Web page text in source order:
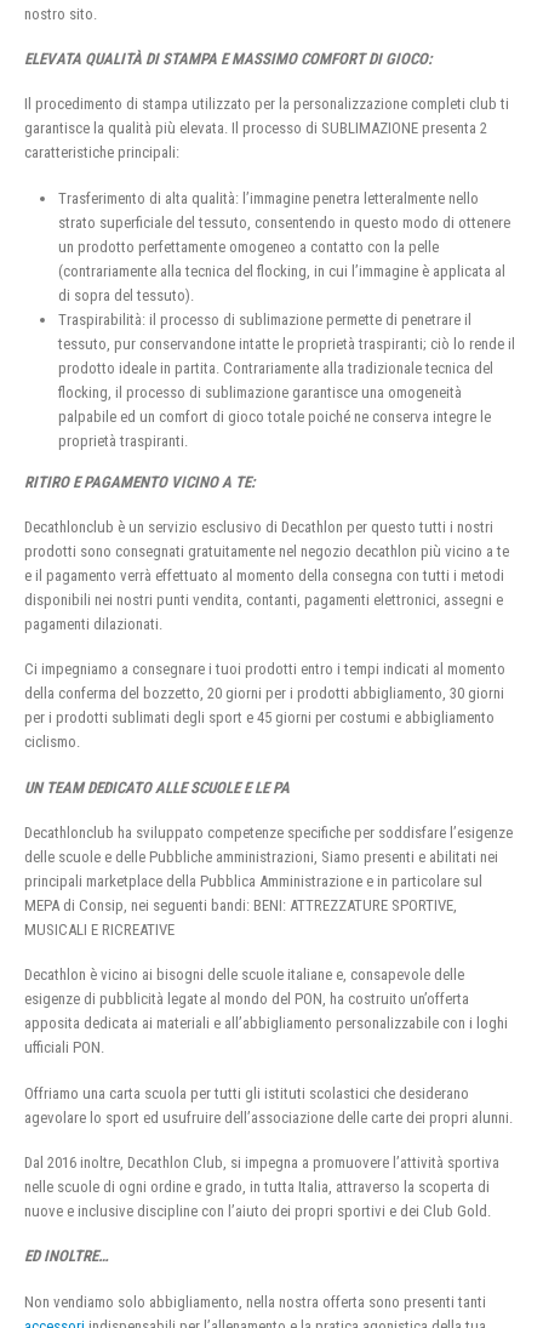
nostro sito.
ELEVATA QUALITÀ DI STAMPA E MASSIMO COMFORT DI GIOCO:
Il procedimento di stampa utilizzato per la personalizzazione completi club ti
garantisce la qualità più elevata. Il processo di SUBLIMAZIONE presenta 2
caratteristiche principali:
Trasferimento di alta qualità: l’immagine penetra letteralmente nello
strato superficiale del tessuto, consentendo in questo modo di ottenere
un prodotto perfettamente omogeneo a contatto con la pelle
(contrariamente alla tecnica del flocking, in cui l’immagine è applicata al
di sopra del tessuto).
Traspirabilità: il processo di sublimazione permette di penetrare il
tessuto, pur conservandone intatte le proprietà traspiranti; ciò lo rende il
prodotto ideale in partita. Contrariamente alla tradizionale tecnica del
flocking, il processo di sublimazione garantisce una omogeneità
palpabile ed un comfort di gioco totale poiché ne conserva integre le
proprietà traspiranti.
RITIRO E PAGAMENTO VICINO A TE:
Decathlonclub è un servizio esclusivo di Decathlon per questo tutti i nostri
prodotti sono consegnati gratuitamente nel negozio decathlon più vicino a te
e il pagamento verrà effettuato al momento della consegna con tutti i metodi
disponibili nei nostri punti vendita, contanti, pagamenti elettronici, assegni e
pagamenti dilazionati.
Ci impegniamo a consegnare i tuoi prodotti entro i tempi indicati al momento
della conferma del bozzetto, 20 giorni per i prodotti abbigliamento, 30 giorni
per i prodotti sublimati degli sport e 45 giorni per costumi e abbigliamento
ciclismo.
UN TEAM DEDICATO ALLE SCUOLE E LE PA
Decathlonclub ha sviluppato competenze specifiche per soddisfare l’esigenze
delle scuole e delle Pubbliche amministrazioni, Siamo presenti e abilitati nei
principali marketplace della Pubblica Amministrazione e in particolare sul
MEPA di Consip, nei seguenti bandi: BENI: ATTREZZATURE SPORTIVE,
MUSICALI E RICREATIVE
Decathlon è vicino ai bisogni delle scuole italiane e, consapevole delle
esigenze di pubblicità legate al mondo del PON, ha costruito un’offerta
apposita dedicata ai materiali e all’abbigliamento personalizzabile con i loghi
ufficiali PON.
Offriamo una carta scuola per tutti gli istituti scolastici che desiderano
agevolare lo sport ed usufruire dell’associazione delle carte dei propri alunni.
Dal 2016 inoltre, Decathlon Club, si impegna a promuovere l’attività sportiva
nelle scuole di ogni ordine e grado, in tutta Italia, attraverso la scoperta di
nuove e inclusive discipline con l’aiuto dei propri sportivi e dei Club Gold.
ED INOLTRE…
Non vendiamo solo abbigliamento, nella nostra offerta sono presenti tanti